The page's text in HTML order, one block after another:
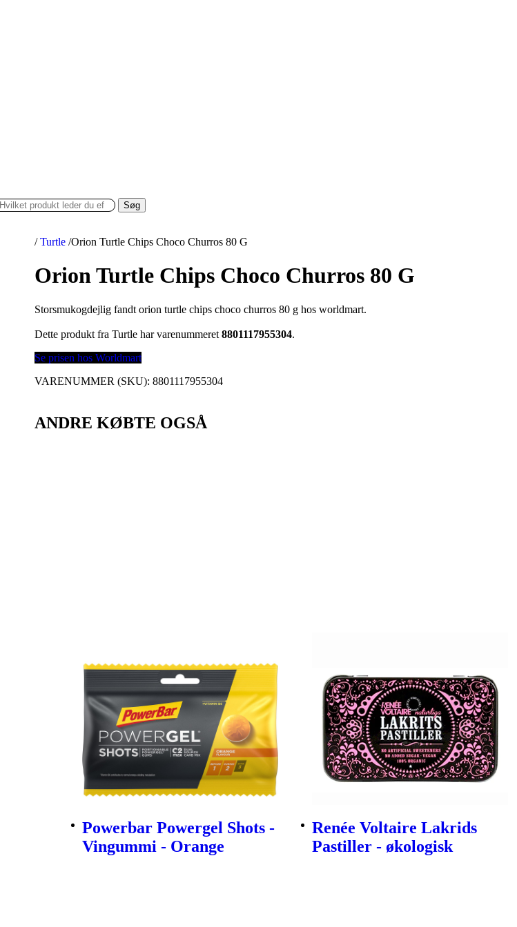
Søg
/ Turtle /Orion Turtle Chips Choco Churros 80 G
Orion Turtle Chips Choco Churros 80 G
Storsmukogdejlig fandt orion turtle chips choco churros 80 g hos worldmart.
Dette produkt fra Turtle har varenummeret8801117955304.
Se prisen hos Worldmart
VARENUMMER (SKU):8801117955304
ANDRE KØBTE OGSÅ
Powerbar Powergel Shots -
Vingummi - Orange
Renée Voltaire Lakrids
Pastiller - økologisk